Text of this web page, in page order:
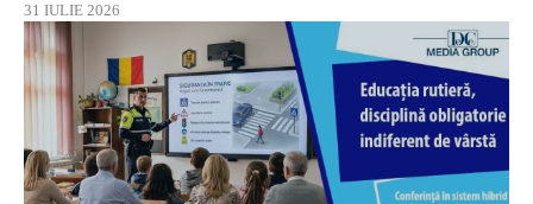
31 IULIE 2026